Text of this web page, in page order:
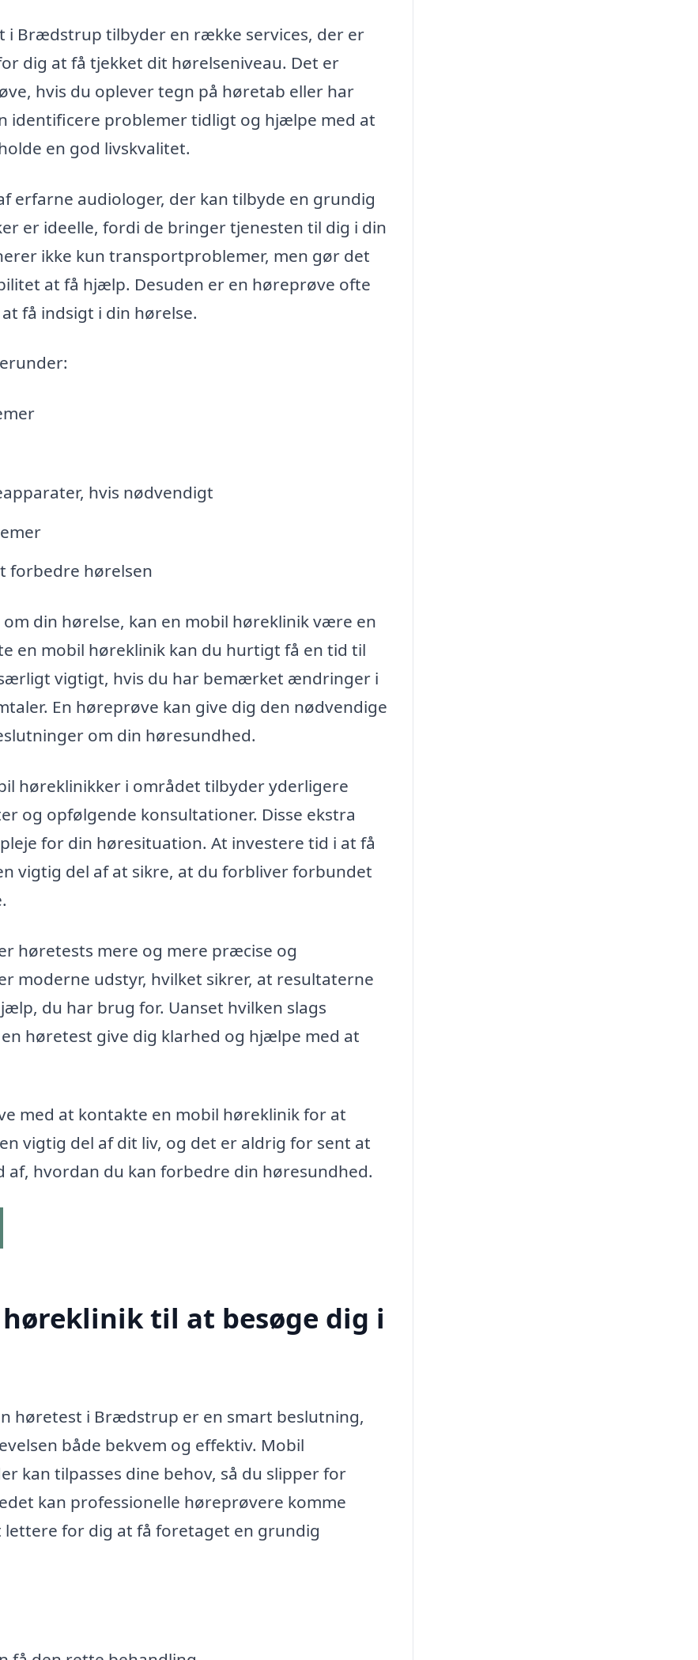
i Brædstrup tilbyder en række services, der er
dig at få tjekket dit hørelseniveau. Det er
hvis du oplever tegn på høretab eller har
identificere problemer tidligt og hjælpe med at
en god livskvalitet.
erfarne audiologer, der kan tilbyde en grundig
er ideelle, fordi de bringer tjenesten til dig i din
ikke kun transportproblemer, men gør det
at få hjælp. Desuden er en høreprøve ofte
få indsigt i din hørelse.
hvis nødvendigt
forbedre hørelsen
din hørelse, kan en mobil høreklinik være en
en mobil høreklinik kan du hurtigt få en tid til
vigtigt, hvis du har bemærket ændringer i
En høreprøve kan give dig den nødvendige
om din høresundhed.
høreklinikker i området tilbyder yderligere
og opfølgende konsultationer. Disse ekstra
for din høresituation. At investere tid i at få
vigtig del af at sikre, at du forbliver forbundet
høretests mere og mere præcise og
moderne udstyr, hvilket sikrer, at resultaterne
du har brug for. Uanset hvilken slags
høretest give dig klarhed og hjælpe med at
med at kontakte en mobil høreklinik for at
vigtig del af dit liv, og det er aldrig for sent at
af, hvordan du kan forbedre din høresundhed.
til at besøge dig i
høretest i Brædstrup er en smart beslutning,
både bekvem og effektiv. Mobil
kan tilpasses dine behov, så du slipper for
kan professionelle høreprøvere komme
for dig at få foretaget en grundig